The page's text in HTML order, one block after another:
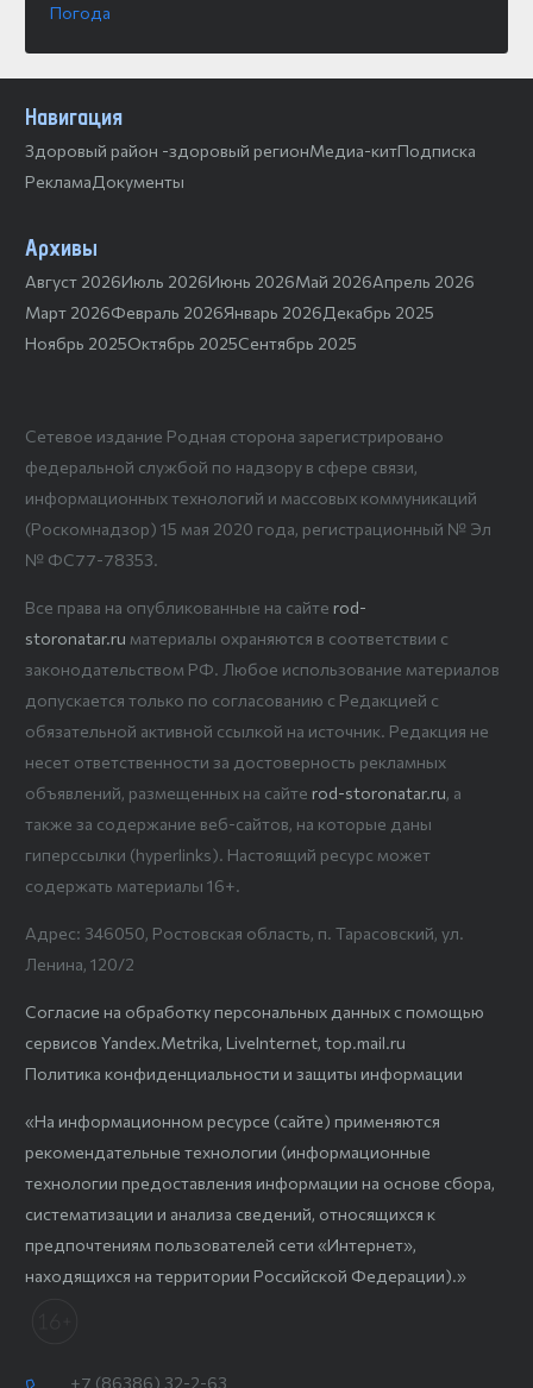
Погода
Навигация
Здоровый район -здоровый регионМедиа-китПодписка
РекламаДокументы
Архивы
Август 2026Июль 2026Июнь 2026Май 2026Апрель 2026
Март 2026Февраль 2026Январь 2026Декабрь 2025
Ноябрь 2025Октябрь 2025Сентябрь 2025
Сетевое издание Родная сторона зарегистрировано
федеральной службой по надзору в сфере связи,
информационных технологий и массовых коммуникаций
(Роскомнадзор) 15 мая 2020 года, регистрационный № Эл
№ ФС77-78353.
Все права на опубликованные на сайте rod-
storonatar.ru материалы охраняются в соответствии с
законодательством РФ. Любое использование материалов
допускается только по согласованию с Редакцией с
обязательной активной ссылкой на источник. Редакция не
несет ответственности за достоверность рекламных
объявлений, размещенных на сайте rod-storonatar.ru, а
также за содержание веб-сайтов, на которые даны
гиперссылки (hyperlinks). Настоящий ресурс может
содержать материалы 16+.
Адрес: 346050, Ростовская область, п. Тарасовский, ул.
Ленина, 120/2
Согласие на обработку персональных данных с помощью
сервисов Yandex.Metrika, LiveInternet, top.mail.ru
Политика конфиденциальности и защиты информации
«На информационном ресурсе (сайте) применяются
рекомендательные технологии (информационные
технологии предоставления информации на основе сбора,
систематизации и анализа сведений, относящихся к
предпочтениям пользователей сети «Интернет»,
находящихся на территории Российской Федерации).»
+7 (86386) 32-2-63